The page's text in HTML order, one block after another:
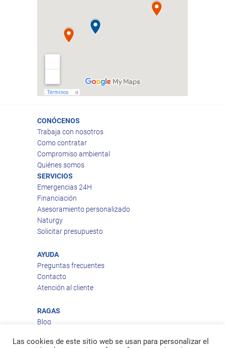
CONÓCENOS
Trabaja con nosotros
Como contratar
Compromiso ambiental
Quiénes somos
SERVICIOS
Emergencias 24H
Financiación
Asesoramiento personalizado
Naturgy
Solicitar presupuesto
AYUDA
Preguntas frecuentes
Contacto
Atención al cliente
RAGAS
Blog
Política de privacidad
Las cookies de este sitio web se usan para personalizar el